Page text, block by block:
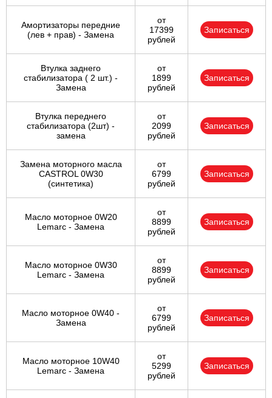
Амортизаторы передние
(лев + прав) - Замена
от
17399
рублей
Записаться
Втулка заднего
стабилизатора ( 2 шт.) -
Замена
от
1899
рублей
Записаться
Втулка переднего
стабилизатора (2шт) -
замена
от
2099
рублей
Записаться
Замена моторного масла
CASTROL 0W30
(синтетика)
от
6799
рублей
Записаться
Масло моторное 0W20
Lemarc - Замена
от
8899
рублей
Записаться
Масло моторное 0W30
Lemarc - Замена
от
8899
рублей
Записаться
Масло моторное 0W40 -
Замена
от
6799
рублей
Записаться
Масло моторное 10W40
Lemarc - Замена
от
5299
рублей
Записаться